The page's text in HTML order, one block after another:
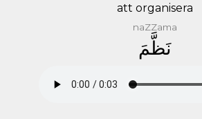
att organisera
naZZama
ﻧَﻈَّﻢَ